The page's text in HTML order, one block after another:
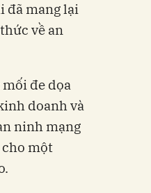
đã mang lại
về an
đe dọa
doanh và
ninh mạng
cho một